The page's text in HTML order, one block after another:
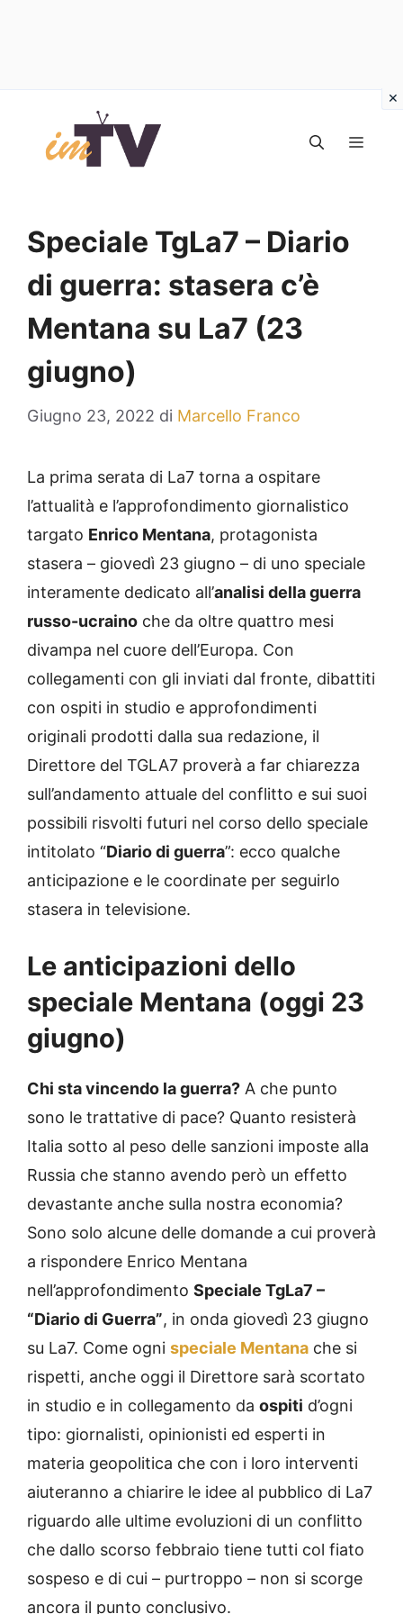
contenuto
Speciale TgLa7 – Diario
di guerra: stasera c’è
Mentana su La7 (23
giugno)
Giugno 23, 2022 di Marcello Franco
La prima serata di La7 torna a ospitare
l’attualità e l’approfondimento giornalistico
targato Enrico Mentana, protagonista
stasera – giovedì 23 giugno – di uno speciale
interamente dedicato all’analisi della guerra
russo-ucraino che da oltre quattro mesi
divampa nel cuore dell’Europa. Con
collegamenti con gli inviati dal fronte, dibattiti
con ospiti in studio e approfondimenti
originali prodotti dalla sua redazione, il
Direttore del TGLA7 proverà a far chiarezza
sull’andamento attuale del conflitto e sui suoi
possibili risvolti futuri nel corso dello speciale
intitolato “Diario di guerra”: ecco qualche
anticipazione e le coordinate per seguirlo
stasera in televisione.
Le anticipazioni dello
speciale Mentana (oggi 23
giugno)
Chi sta vincendo la guerra? A che punto
sono le trattative di pace? Quanto resisterà
Italia sotto al peso delle sanzioni imposte alla
Russia che stanno avendo però un effetto
devastante anche sulla nostra economia?
Sono solo alcune delle domande a cui proverà
a rispondere Enrico Mentana
nell’approfondimento Speciale TgLa7 –
“Diario di Guerra”, in onda giovedì 23 giugno
su La7. Come ogni speciale Mentana che si
rispetti, anche oggi il Direttore sarà scortato
in studio e in collegamento da ospiti d’ogni
tipo: giornalisti, opinionisti ed esperti in
materia geopolitica che con i loro interventi
aiuteranno a chiarire le idee al pubblico di La7
riguardo alle ultime evoluzioni di un conflitto
che dallo scorso febbraio tiene tutti col fiato
sospeso e di cui – purtroppo – non si scorge
ancora il punto conclusivo.